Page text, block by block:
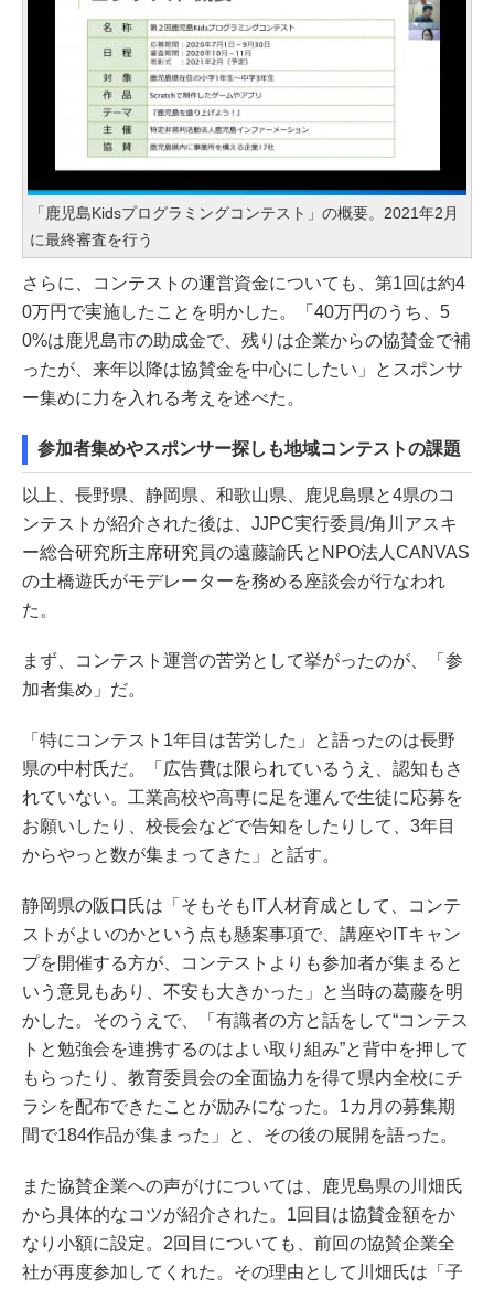
「鹿児島Kidsプログラミングコンテスト」の概要。2021年2月
に最終審査を行う
さらに、コンテストの運営資金についても、第1回は約4
0万円で実施したことを明かした。「40万円のうち、5
0%は鹿児島市の助成金で、残りは企業からの協賛金で補
ったが、来年以降は協賛金を中心にしたい」とスポンサ
ー集めに力を入れる考えを述べた。
参加者集めやスポンサー探しも地域コンテストの課題
以上、長野県、静岡県、和歌山県、鹿児島県と4県のコ
ンテストが紹介された後は、JJPC実行委員/角川アスキ
ー総合研究所主席研究員の遠藤諭氏とNPO法人CANVAS
の土橋遊氏がモデレーターを務める座談会が行なわれ
た。
まず、コンテスト運営の苦労として挙がったのが、「参
加者集め」だ。
「特にコンテスト1年目は苦労した」と語ったのは長野
県の中村氏だ。「広告費は限られているうえ、認知もさ
れていない。工業高校や高専に足を運んで生徒に応募を
お願いしたり、校長会などで告知をしたりして、3年目
からやっと数が集まってきた」と話す。
静岡県の阪口氏は「そもそもIT人材育成として、コンテ
ストがよいのかという点も懸案事項で、講座やITキャン
プを開催する方が、コンテストよりも参加者が集まると
いう意見もあり、不安も大きかった」と当時の葛藤を明
かした。そのうえで、「有識者の方と話をして“コンテス
トと勉強会を連携するのはよい取り組み”と背中を押して
もらったり、教育委員会の全面協力を得て県内全校にチ
ラシを配布できたことが励みになった。1カ月の募集期
間で184作品が集まった」と、その後の展開を語った。
また協賛企業への声がけについては、鹿児島県の川畑氏
から具体的なコツが紹介された。1回目は協賛金額をか
なり小額に設定。2回目についても、前回の協賛企業全
社が再度参加してくれた。その理由として川畑氏は「子